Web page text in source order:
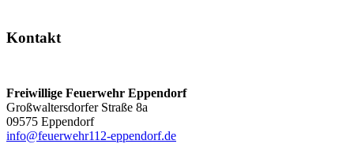
Kontakt
Freiwillige Feuerwehr Eppendorf
Großwaltersdorfer Straße 8a
09575 Eppendorf
info@feuerwehr112-eppendorf.de